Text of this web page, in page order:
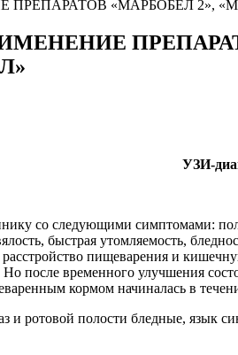
«МАРБОБЕЛ 2»,
УЗИ-
со следующими симптомами:
быстрая утомляемость,
пищеварения и
после временного улучшения
кормом начиналась в
и ротовой полости бледные, язык